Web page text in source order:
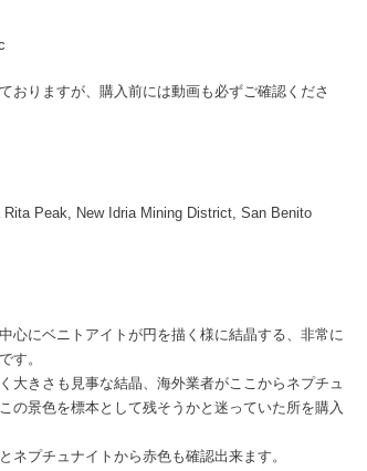
おりますが、購入前には動画も必ずご確認くださ
Peak, New Idria Mining District, San Benito
心にベニトアイトが円を描く様に結晶する、非常に
す。
大きさも見事な結晶、海外業者がここからネプチュ
の景色を標本として残そうかと迷っていた所を購入
ネプチュナイトから赤色も確認出来ます。